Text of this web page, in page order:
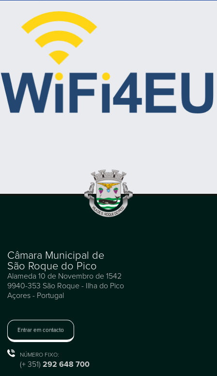
Câmara Municipal de
São Roque do Pico
Alameda 10 de Novembro de 1542
9940-353 São Roque - Ilha do Pico
Açores - Portugal
Entrar em contacto
NÚMERO FIXO:
(+ 351) 292 648 700